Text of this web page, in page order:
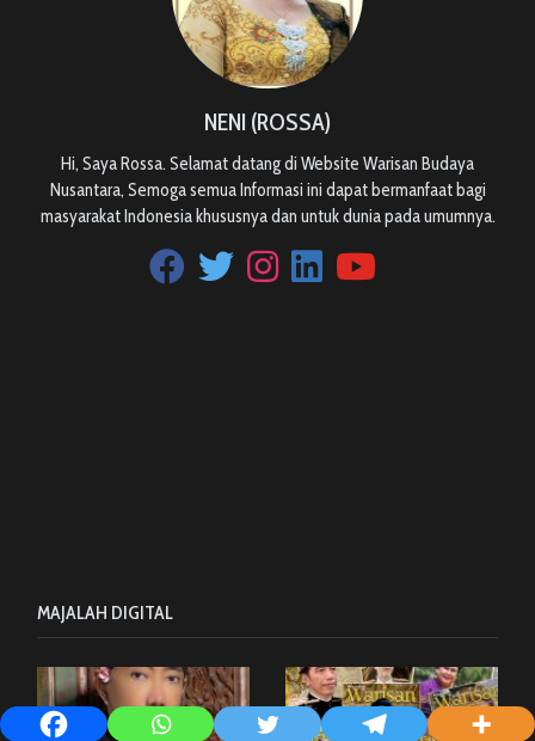
NENI (ROSSA)
Hi, Saya Rossa. Selamat datang di Website Warisan Budaya
Nusantara, Semoga semua Informasi ini dapat bermanfaat bagi
masyarakat Indonesia khususnya dan untuk dunia pada umumnya.
MAJALAH DIGITAL